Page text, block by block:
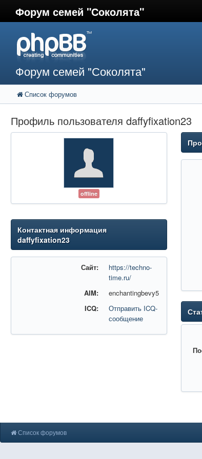
Форум семей "Соколята"
Форум семей "Соколята"
Список форумов
Профиль пользователя daffyfixation23
offline
Контактная информация
daffyfixation23
Сайт:
https://techno-
time.ru/
AIM:
enchantingbevy5
ICQ:
Отправить ICQ-
сообщение
Список форумов